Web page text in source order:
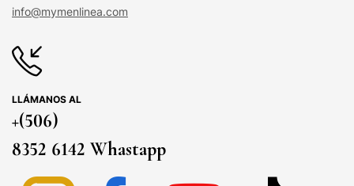
info@mymenlinea.com
LLÁMANOS AL
+(506)
8352 6142 Whastapp